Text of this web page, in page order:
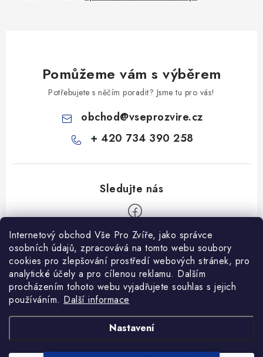
Internetový obchod Vše Pro Zvíře, jako správce
osobních údajů, zpracovává na tomto webu soubory
cookies pro zlepšování prostředí webových stránek, pro
analytické účely a pro cílenou reklamu. Dalším
procházením tohoto webu vyjadřujete souhlas s jejich
používáním. Další informace
Nastavení
Pomůžeme vám s výběrem
Potřebujete s něčím poradit? Jsme tu pro vás!
obchod@vseprozvire.cz
+ 420 734 390 258
Informace pro Vás
Ceník dopravy
Kontakty
Obchodní podmínky
Heuréka recenze